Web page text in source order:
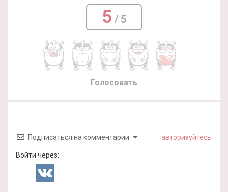
5 / 5
Голосовать
Подписаться на комментарии авторизуйтесь
Войти через: